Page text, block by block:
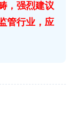
，强烈建议
管行业，应